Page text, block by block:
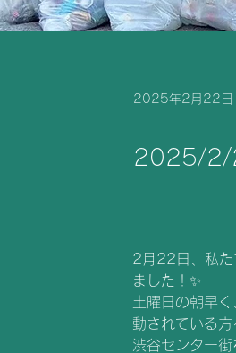
2025年2月22日
2025/2/
2月22日、私た
ました！✨
土曜日の朝早
動されている
渋谷センター